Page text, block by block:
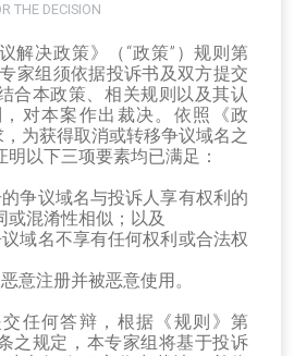
THE DECISION
解决政策》（“政策”）规则第
家组须依据投诉书及双方提交
合本政策、相关规则以及其认
对本案作出裁决。依照《政
为获得取消或转移争议域名之
以下三项要素均已满足：
的争议域名与投诉人享有权利的
或混淆性相似；以及
议域名不享有任何权利或合法权
意注册并被恶意使用。
任何答辩，根据《规则》第
之规定，本专家组将基于投诉